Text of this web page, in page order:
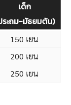
เด็ก
ระถม-มัธยมต้น)
150 เยน
200 เยน
250 เยน